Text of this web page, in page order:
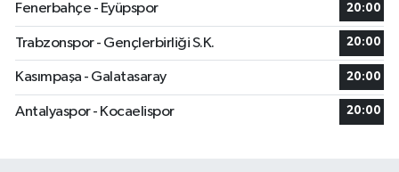
Fenerbahçe - Eyüpspor 20:00
Trabzonspor - Gençlerbirliği S.K. 20:00
Kasımpaşa - Galatasaray 20:00
Antalyaspor - Kocaelispor 20:00